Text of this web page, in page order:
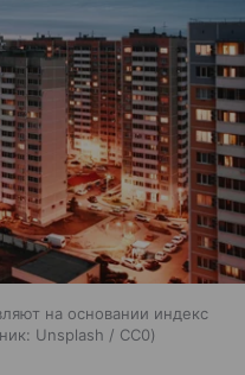
на основании индекс
Unsplash / CC0